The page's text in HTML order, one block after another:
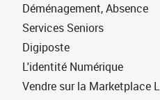
Déménagement, Absence
Services Seniors
Digiposte
L'identité Numérique
Vendre sur la Marketplace